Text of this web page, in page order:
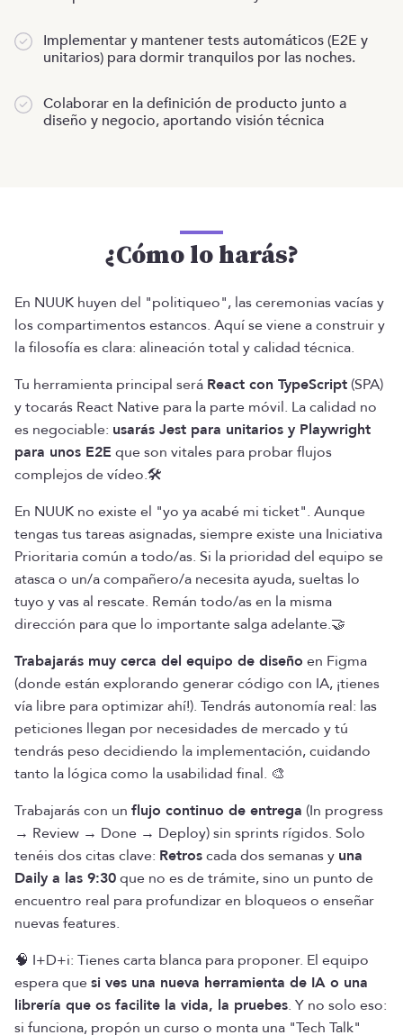
Implementar y mantener tests automáticos (E2E y
unitarios) para dormir tranquilos por las noches.
Colaborar en la definición de producto junto a
diseño y negocio, aportando visión técnica
¿Cómo lo harás?
En NUUK huyen del "politiqueo", las ceremonias vacías y
los compartimentos estancos. Aquí se viene a construir y
la filosofía es clara: alineación total y calidad técnica.
Tu herramienta principal será React con TypeScript (SPA)
y tocarás React Native para la parte móvil. La calidad no
es negociable: usarás Jest para unitarios y Playwright
para unos E2E que son vitales para probar flujos
complejos de vídeo.🛠️
En NUUK no existe el "yo ya acabé mi ticket". Aunque
tengas tus tareas asignadas, siempre existe una Iniciativa
Prioritaria común a todo/as. Si la prioridad del equipo se
atasca o un/a compañero/a necesita ayuda, sueltas lo
tuyo y vas al rescate. Remán todo/as en la misma
dirección para que lo importante salga adelante.🤝
Trabajarás muy cerca del equipo de diseño en Figma
(donde están explorando generar código con IA, ¡tienes
vía libre para optimizar ahí!). Tendrás autonomía real: las
peticiones llegan por necesidades de mercado y tú
tendrás peso decidiendo la implementación, cuidando
tanto la lógica como la usabilidad final. 🎨
Trabajarás con un flujo continuo de entrega (In progress
→ Review → Done → Deploy) sin sprints rígidos. Solo
tenéis dos citas clave: Retroscada dos semanas y una
Daily a las 9:30que no es de trámite, sino un punto de
encuentro real para profundizar en bloqueos o enseñar
nuevas features.
🧠 I+D+i: Tienes carta blanca para proponer. El equipo
espera quesi ves una nueva herramienta de IA o una
librería que os facilite la vida, la pruebes. Y no solo eso:
si funciona, propón un curso o monta una "Tech Talk"